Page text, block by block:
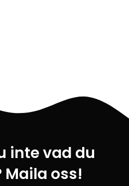
inte vad du
Maila oss!